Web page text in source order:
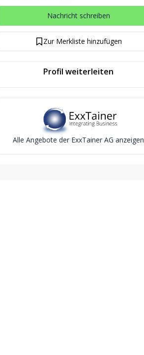
Nachricht schreiben
Zur Merkliste hinzufügen
Profil weiterleiten
Alle Angebote der ExxTainer AG anzeigen